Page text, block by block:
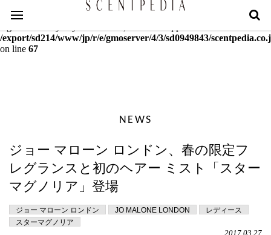
Warning
: mcrypt_decrypt(): Key of size 18 not supported by this
/export/sd214/www/jp/r/e/gmoserver/4/3/sd0949843/
on line 67
NEWS
ジョー マローン ロンドン、春の限定フ
レグランスと初のヘアー ミスト「スター
マグノリア」登場
ジョー マローン ロンドン JO MALONE LONDON
レディース
スターマグノリア
2017.03.27